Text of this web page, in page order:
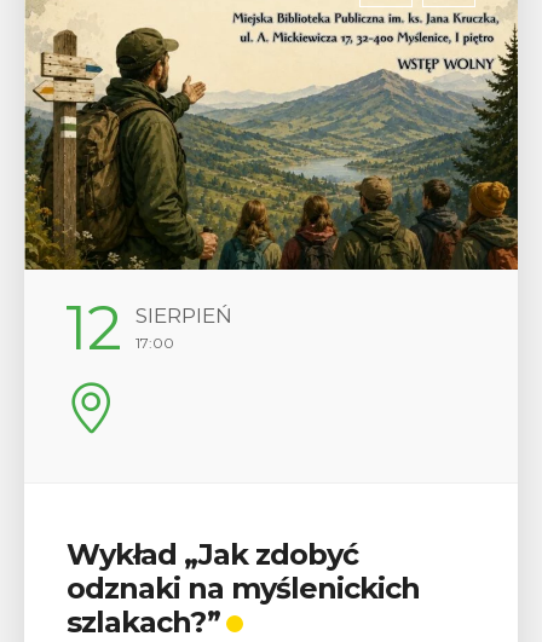
12 SIERPIEŃ
17:00
Wykład „Jak zdobyć
odznaki na myślenickich
szlakach?”